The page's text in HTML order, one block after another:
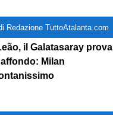
Redazione TuttoAtalanta.com
il Galatasaray prova
Milan